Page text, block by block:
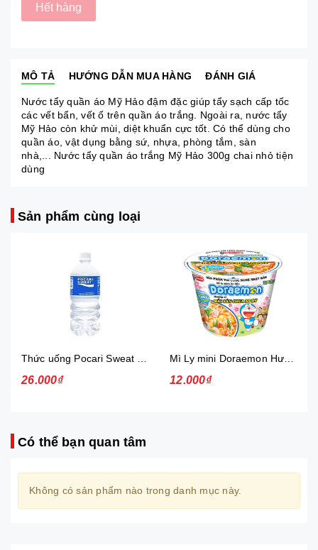
Hết hàng
MÔ TẢ HƯỚNG DẪN MUA HÀNG ĐÁNH GIÁ
Nước tẩy quần áo Mỹ Hảo đậm đặc giúp tẩy sạch cấp tốc
các vết bẩn, vết ố trên quần áo trắng. Ngoài ra, nước tẩy
Mỹ Hảo còn khử mùi, diệt khuẩn cực tốt. Có thể dùng cho
quần áo, vật dụng bằng sứ, nhựa, phòng tắm, sàn
nhà,... Nước tẩy quần áo trắng Mỹ Hảo 300g chai nhỏ tiện
dùng
Sản phẩm cùng loại
26.000₫ 12.000₫
Có thể bạn quan tâm
Không có sản phẩm nào trong danh mục này.